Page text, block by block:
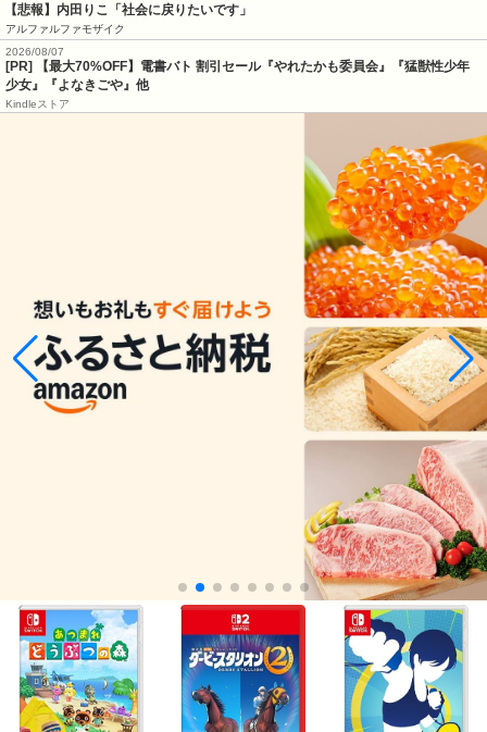
【悲報】内田りこ「社会に戻りたいです」
アルファルファモザイク
2026/08/07
[PR]
【最大70%OFF】電書バト 割引セール『やれたかも委員会』『猛獣性少年
少女』『よなきごや』他
Kindleストア